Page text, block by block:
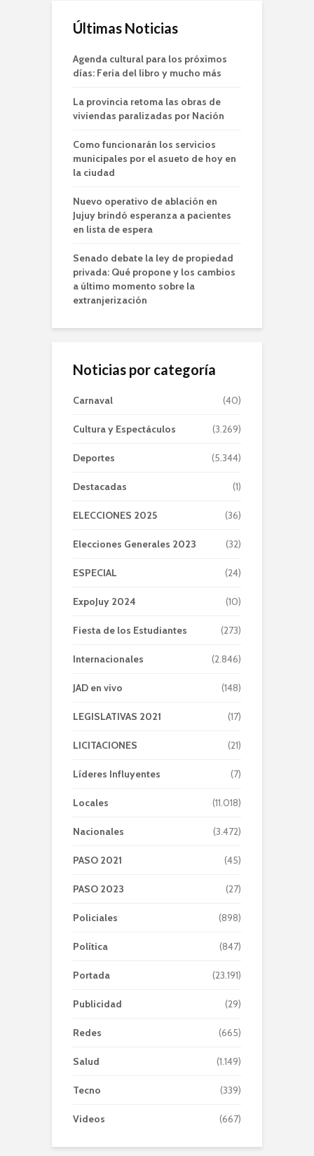
Últimas Noticias
Agenda cultural para los próximos
días: Feria del libro y mucho más
La provincia retoma las obras de
viviendas paralizadas por Nación
Como funcionarán los servicios
municipales por el asueto de hoy en
la ciudad
Nuevo operativo de ablación en
Jujuy brindó esperanza a pacientes
en lista de espera
Senado debate la ley de propiedad
privada: Qué propone y los cambios
a último momento sobre la
extranjerización
Noticias por categoría
Carnaval (40)
Cultura y Espectáculos (3.269)
Deportes (5.344)
Destacadas (1)
ELECCIONES 2025 (36)
Elecciones Generales 2023 (32)
ESPECIAL (24)
ExpoJuy 2024 (10)
Fiesta de los Estudiantes (273)
Internacionales (2.846)
JAD en vivo (148)
LEGISLATIVAS 2021 (17)
LICITACIONES (21)
Líderes Influyentes (7)
Locales (11.018)
Nacionales (3.472)
PASO 2021 (45)
PASO 2023 (27)
Policiales (898)
Política (847)
Portada (23.191)
Publicidad (29)
Redes (665)
Salud (1.149)
Tecno (339)
Videos (667)